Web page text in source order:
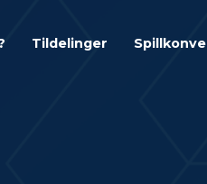
Tildelinger